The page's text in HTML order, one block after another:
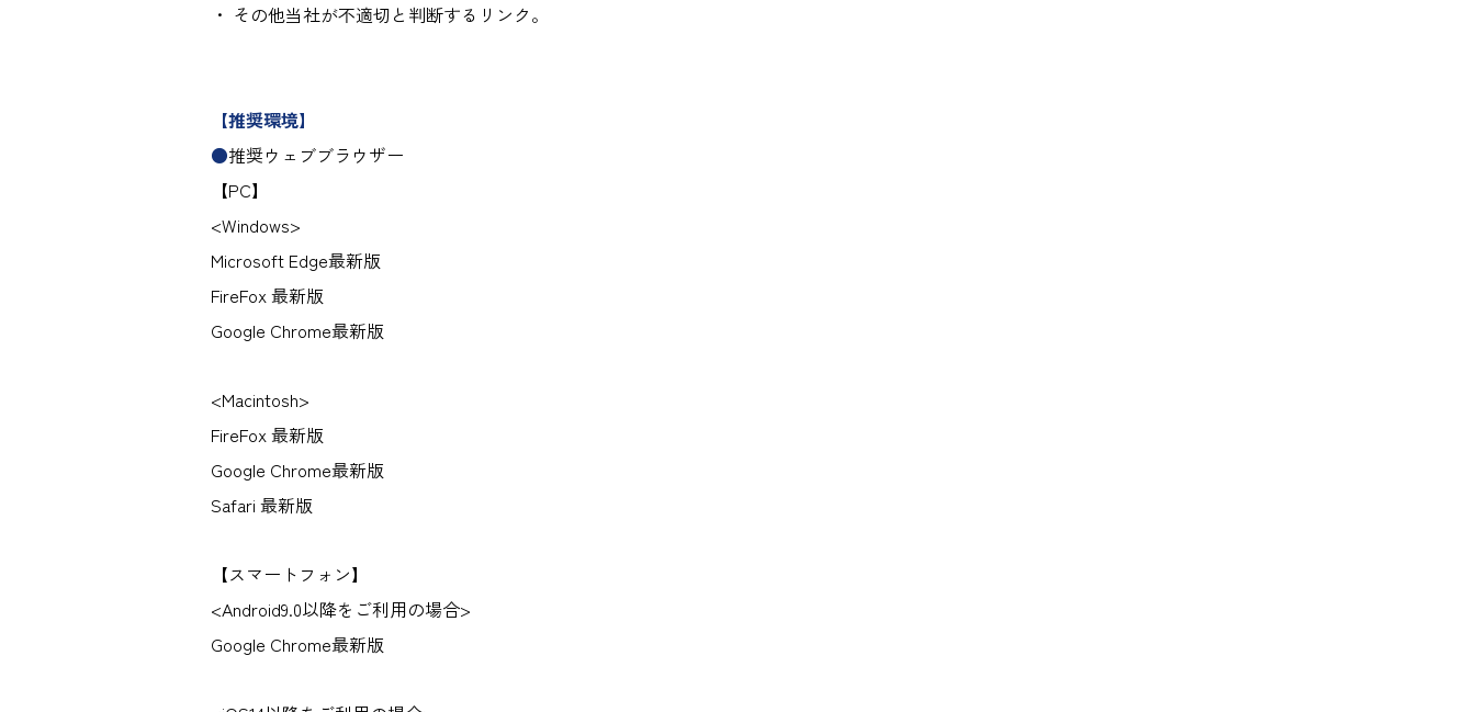
・ その他当社が不適切と判断するリンク。
【推奨環境】
●推奨ウェブブラウザー
【PC】
<Windows>
Microsoft Edge最新版
FireFox 最新版
Google Chrome最新版
<Macintosh>
FireFox 最新版
Google Chrome最新版
Safari 最新版
【スマートフォン】
<Android9.0以降をご利用の場合>
Google Chrome最新版